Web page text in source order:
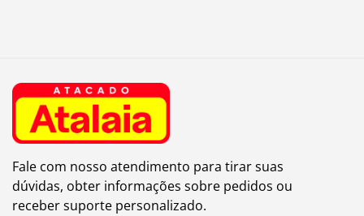
Fale com nosso atendimento para tirar suas
dúvidas, obter informações sobre pedidos ou
receber suporte personalizado.